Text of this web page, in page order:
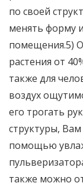
по своей
менять форму
помещения.5)
растения от
также для
воздух
его трогать
структуры,
помощью
также можно